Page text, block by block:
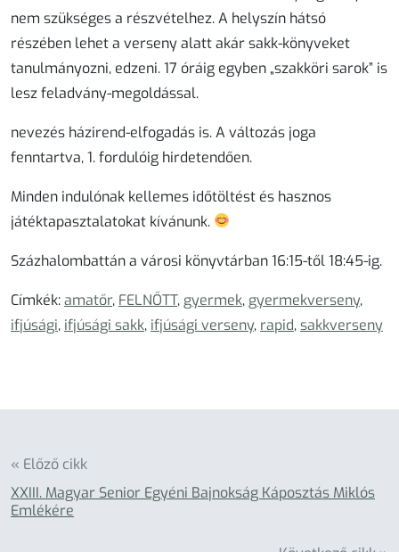
nem szükséges a részvételhez. A helyszín hátsó
részében lehet a verseny alatt akár sakk-könyveket
tanulmányozni, edzeni. 17 óráig egyben „szakköri sarok” is
lesz feladvány-megoldással.
nevezés házirend-elfogadás is. A változás joga
fenntartva, 1. fordulóig hirdetendően.
Minden indulónak kellemes időtöltést és hasznos
játéktapasztalatokat kívánunk.
Százhalombattán a városi könyvtárban 16:15-től 18:45-ig.
Címkék:amatőr, FELNŐTT, gyermek, gyermekverseny,
ifjúsági, ifjúsági sakk, ifjúsági verseny, rapid,sakkverseny
« Előző cikk
XXIII. Magyar Senior Egyéni Bajnokság Káposztás Miklós
Emlékére